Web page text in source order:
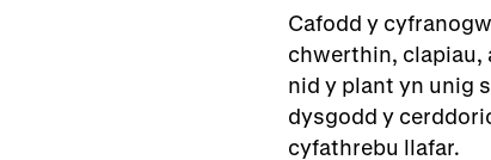
Cafodd y
chwerthin, clapiau,
nid y plant yn unig
dysgodd y
cyfathrebu llafar.